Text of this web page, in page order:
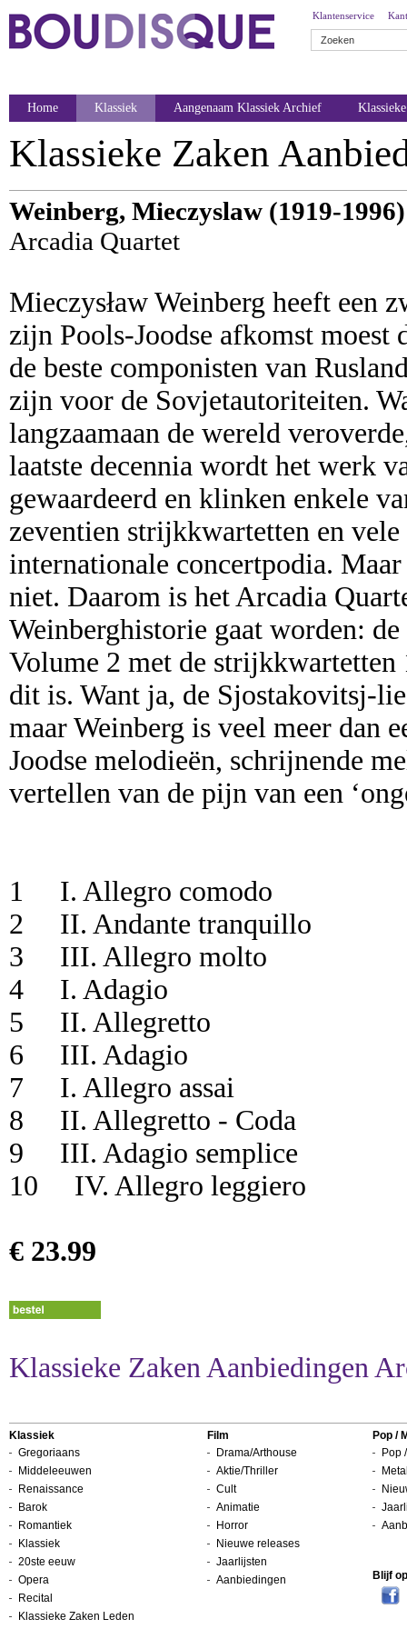
Klantenservice
Home Klassiek Aangenaam Klassiek Archief
Klassieke Zaken
Weinberg, Mieczyslaw (1919-1996)
Arcadia Quartet
Mieczysław Weinberg heeft een
zijn Pools-Joodse afkomst
de beste componisten van
zijn voor de Sovjetautoriteiten.
langzaamaan de wereld
laatste decennia wordt het werk
gewaardeerd en klinken enkele
zeventien strijkkwartetten en
internationale concertpodia.
niet. Daarom is het Arcadia
Weinberghistorie gaat worden:
Volume 2 met de
dit is. Want ja, de Sjostakovitsj-
maar Weinberg is veel meer dan
Joodse melodieën, schrijnende
vertellen van de pijn van een
1 I. Allegro comodo
2 II. Andante tranquillo
3 III. Allegro molto
4 I. Adagio
5 II. Allegretto
6 III. Adagio
7 I. Allegro assai
8 II. Allegretto - Coda
9 III. Adagio semplice
10 IV. Allegro leggiero
€ 23.99
Klassieke Zaken Aanbiedingen
Klassiek
Gregoriaans
Middeleeuwen
Renaissance
Barok
Romantiek
Klassiek
20ste eeuw
Opera
Recital
Klassieke Zaken Leden
Film
Drama/Arthouse
Aktie/Thriller
Cult
Animatie
Horror
Nieuwe releases
Jaarlijsten
Aanbiedingen
Pop /
Pop
Blijf